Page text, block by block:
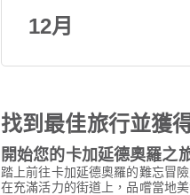
12月
找到最佳旅行並獲
開始您的卡加延德奧羅之
踏上前往卡加延德奧羅的難忘冒
在充滿活力的街道上，品嚐當地